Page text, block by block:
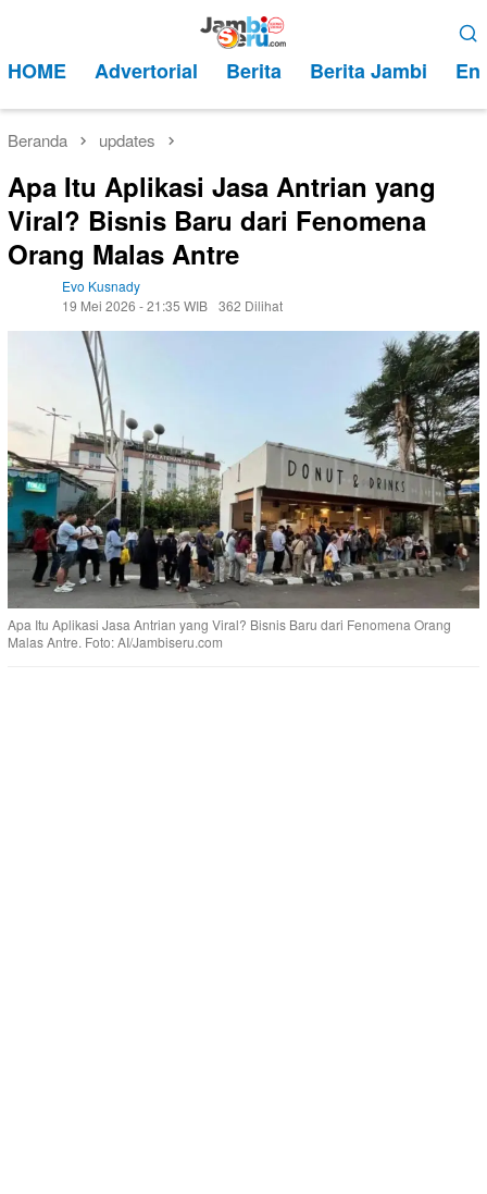
kontenMobile
HOME Advertorial Berita Berita Jambi
Beranda updates
Apa Itu Aplikasi Jasa Antrian yang
Viral? Bisnis Baru dari Fenomena
Orang Malas Antre
Evo Kusnady
19 Mei 2026 - 21:35 WIB 362 Dilihat
Apa Itu Aplikasi Jasa Antrian yang Viral? Bisnis Baru dari Fenomena Orang
Malas Antre. Foto: AI/Jambiseru.com